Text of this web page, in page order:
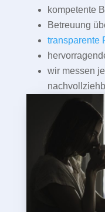
kompetente
Betreuung
transparente
wir messen